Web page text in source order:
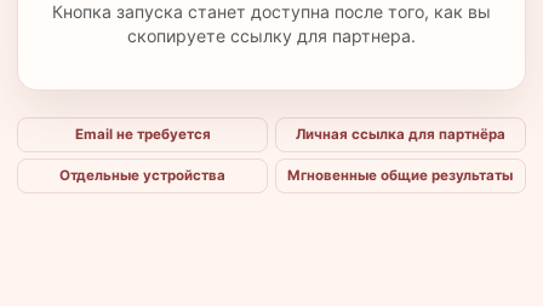
Кнопка запуска станет доступна после того, как вы
скопируете ссылку для партнера.
Email не требуется Личная ссылка для партнёра
Отдельные устройства Мгновенные общие результаты